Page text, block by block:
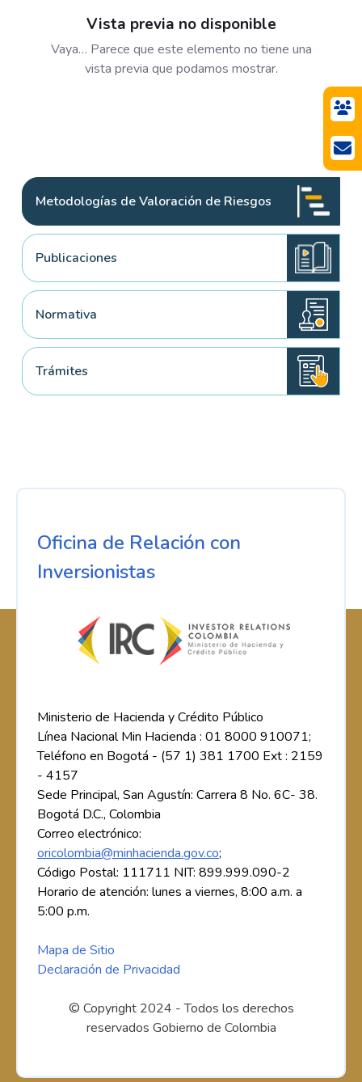
Vista previa no disponible
Vaya… Parece que este elemento no tiene una
vista previa que podamos mostrar.
Metodologías de Valoración de Riesgos
Publicaciones
Normativa
Trámites
Oficina de Relación con
Inversionistas
Ministerio de Hacienda y Crédito Público
Línea Nacional Min Hacienda : 01 8000 910071;
Teléfono en Bogotá - (57 1) 381 1700 Ext : 2159
- 4157
Sede Principal, San Agustín: Carrera 8 No. 6C- 38.
Bogotá D.C., Colombia
Correo electrónico:
oricolombia@minhacienda.gov.co;
Código Postal: 111711 NIT: 899.999.090-2
Horario de atención: lunes a viernes, 8:00 a.m. a
5:00 p.m.
Mapa de Sitio
Declaración de Privacidad
© Copyright 2024 - Todos los derechos
reservados Gobierno de Colombia